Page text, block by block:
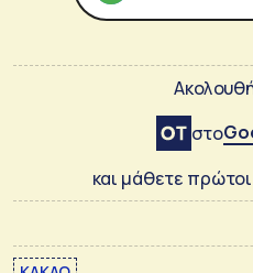
στο
και μάθετε πρώτοι